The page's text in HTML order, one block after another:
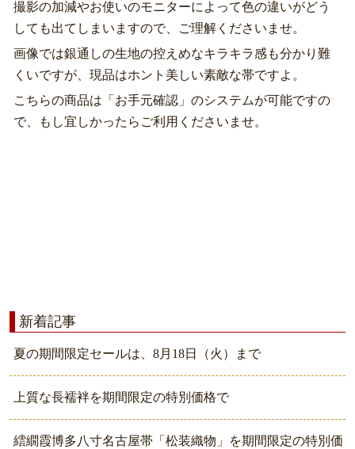
撮影の加減やお使いのモニターによって色の違いがどう
しても出てしまいますので、ご理解くださいませ。
画像では銀通しの生地の控えめなキラキラ感も分かり難
くいですが、現品はホント美しい素敵な帯ですよ。
こちらの商品は「お手元確認」のシステムが可能ですの
で、もし宜しかったらご利用くださいませ。
新着記事
夏の期間限定セールは、8月18日（火）まで
上質な長襦袢を期間限定の特別価格で
繧繝霞博多八寸名古屋帯「松装織物」を期間限定の特別価